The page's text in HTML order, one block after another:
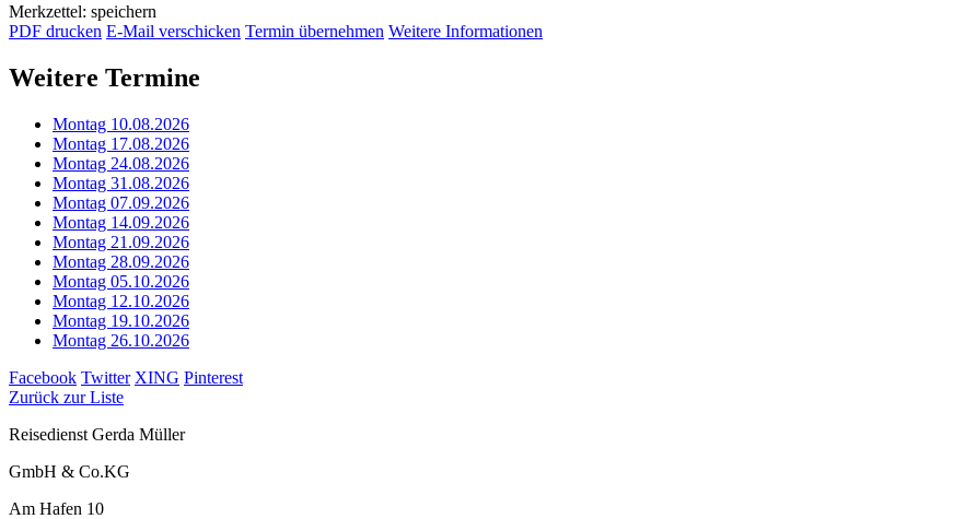
Merkzettel: speichern
PDF drucken E-Mail verschicken Termin übernehmen Weitere Informationen
Weitere Termine
Montag 10.08.2026
Montag 17.08.2026
Montag 24.08.2026
Montag 31.08.2026
Montag 07.09.2026
Montag 14.09.2026
Montag 21.09.2026
Montag 28.09.2026
Montag 05.10.2026
Montag 12.10.2026
Montag 19.10.2026
Montag 26.10.2026
Facebook Twitter XING Pinterest
Zurück zur Liste
Reisedienst Gerda Müller
GmbH & Co.KG
Am Hafen 10